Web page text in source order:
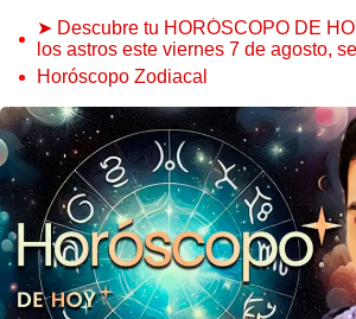
➤ Descubre tu HORÓSCOPO DE
los astros este viernes 7 de agosto,
Sandoval
Horóscopo Zodiacal